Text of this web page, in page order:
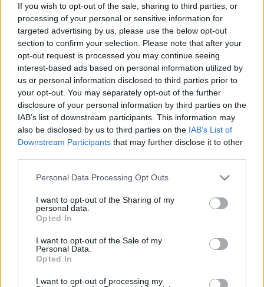
If you wish to opt-out of the sale, sharing to third parties, or
processing of your personal or sensitive information for
targeted advertising by us, please use the below opt-out
section to confirm your selection. Please note that after your
opt-out request is processed you may continue seeing
interest-based ads based on personal information utilized by
us or personal information disclosed to third parties prior to
your opt-out. You may separately opt-out of the further
disclosure of your personal information by third parties on the
IAB’s list of downstream participants. This information may
also be disclosed by us to third parties on the IAB’s List of
Downstream Participants that may further disclose it to other
Personal Data Processing Opt Outs
I want to opt-out of the Sharing of my
personal data.
Opted In
I want to opt-out of the Sale of my
Personal Data.
Opted In
I want to opt-out of processing my
57, 08:30-13:00
Επαρχείο Κω, Ακτή Μιαούλη 2, 08:30-15:00
Κ.Υ. Αρεόπολης, Λακωνία, 08:00-14:30
Κοινωνικό Φαρμακείο Σπάρτης,
Ευαγγελίστριας 89, 09:00-17:00
Κεντρική Πλατεία Λάρισας, Κύπρου 83,
08:00-17:00
Πλατεία ΑΤΑ, Λάρισα, 08:00-16:00
Τύρναβος Λάρισας, 10:00-12:00
ΚΑΠΗ Αγίου Νικολάου, Γιαμπουδάκη 5,
Λασίθι, 09:00-17:00